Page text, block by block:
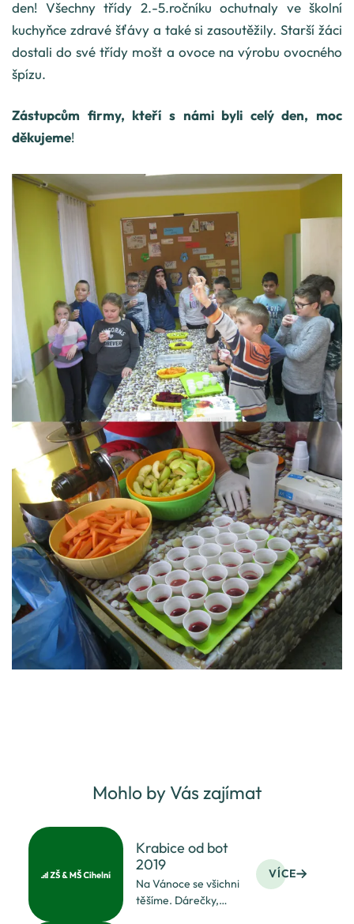
den! Všechny třídy 2.-5.ročníku ochutnaly ve školní
kuchyňce zdravé šťávy a také si zasoutěžily. Starší žáci
dostali do své třídy mošt a ovoce na výrobu ovocného
špízu.
Zástupcům firmy, kteří s námi byli celý den, moc
děkujeme!
Mohlo by Vás zajímat
Krabice od bot
2019
Na Vánoce se všichni
těšíme. Dárečky,
VÍCE